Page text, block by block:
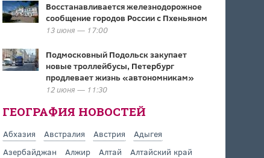
Восстанавливается железнодорожное
сообщение городов России с Пхеньяном
13 июня — 17:00
Подмосковный Подольск закупает
новые троллейбусы, Петербург
продлевает жизнь «автономникам»
12 июня — 11:30
ГЕОГРАФИЯ НОВОСТЕЙ
Абхазия Австралия Австрия
Адыгея
Азербайджан
Алжир Алтай
Алтайский край